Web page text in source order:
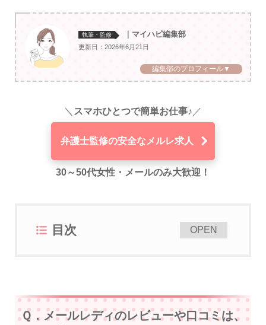
執筆・監修 ｜マイハピ編集部
更新日：2026年6月21日
編集部のプロフィール▼
＼ スマホひとつで簡単お仕事♪ ／
弁護士監修の安全なメルレ求人
30～50代女性・メールのみ大歓迎！
目次 OPEN
Ｑ．メールレディのレビューや口コミは、